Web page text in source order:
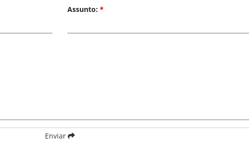
Assunto: *
Enviar